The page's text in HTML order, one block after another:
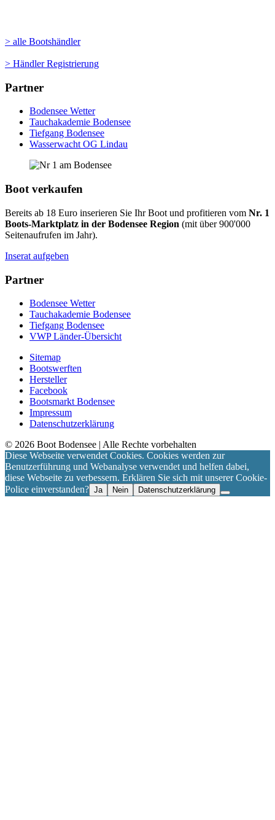
> alle Bootshändler
> Händler Registrierung
Partner
Bodensee Wetter
Tauchakademie Bodensee
Tiefgang Bodensee
Wasserwacht OG Lindau
Boot verkaufen
Bereits ab 18 Euro inserieren Sie Ihr Boot und profitieren vom Nr. 1
Boots-Marktplatz in der Bodensee Region (mit über 900'000
Seitenaufrufen im Jahr).
Inserat aufgeben
Partner
Bodensee Wetter
Tauchakademie Bodensee
Tiefgang Bodensee
VWP Länder-Übersicht
Sitemap
Bootswerften
Hersteller
Facebook
Bootsmarkt Bodensee
Impressum
Datenschutzerklärung
© 2026 Boot Bodensee | Alle Rechte vorbehalten
Diese Webseite verwendet Cookies. Cookies werden zur
Benutzerführung und Webanalyse verwendet und helfen dabei,
diese Webseite zu verbessern. Erklären Sie sich mit unserer Cookie-
Police einverstanden? Ja Nein Datenschutzerklärung